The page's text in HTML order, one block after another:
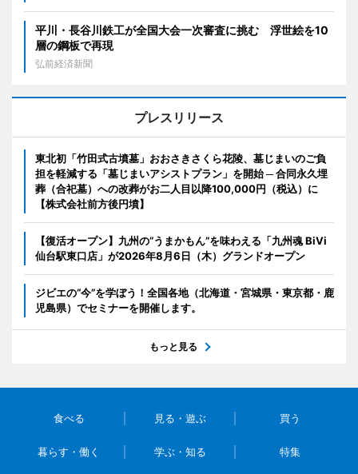
平川・長谷川鉄工が全国大会一次審査に挑む 浮世絵を10
層の鋼板で再現
弘前経済新聞
プレスリリース
東北初「竹田式古墳墓」おおさきさくら花陵、墓じまいのご負
担を軽減する「墓じまいアシストプラン」を開始 ─ 合同永久埋
葬（合祀墓）への改葬がお二人目以降100,000円（税込）に
【株式会社前方後円墳】
【復活オープン】九州の”うまかもん”を味わえる「九州魂 BiVi
仙台駅東口店」が2026年8月6日（木）グランドオープン
ジビエの“今”を学ぼう！全国各地（北海道・宮城県・東京都・鹿
児島県）でセミナーを開催します。
もっと見る
食べる 見る・遊ぶ 買う
暮らす・働く 学ぶ・知る 特集